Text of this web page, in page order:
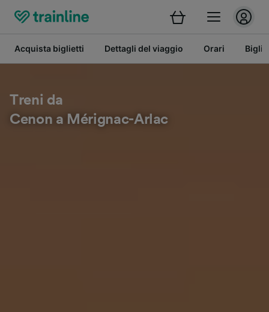
Acquista biglietti Dettagli del viaggio Orari
Treni da
Cenon a Mérignac-Arlac